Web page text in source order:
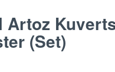
(Set)